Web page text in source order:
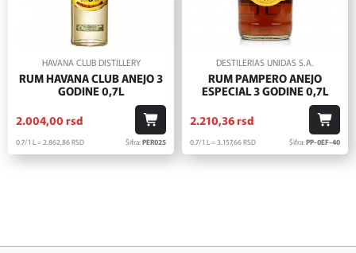
HAVANA CLUB DISTILLERY
RUM HAVANA CLUB ANEJO 3
GODINE 0,7L
2.004,00 rsd
0.7/1 L = 2.862,86RSD Šifra:PER025
DESTILERIAS UNIDAS S.A.
RUM PAMPERO ANEJO
ESPECIAL 3 GODINE 0,7L
2.210,36rsd
0.7/1 L = 3.157,66RSD Šifra:PP-0EF-40